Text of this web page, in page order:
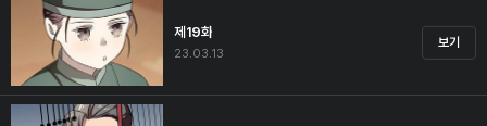
제19화
23.03.13
보기